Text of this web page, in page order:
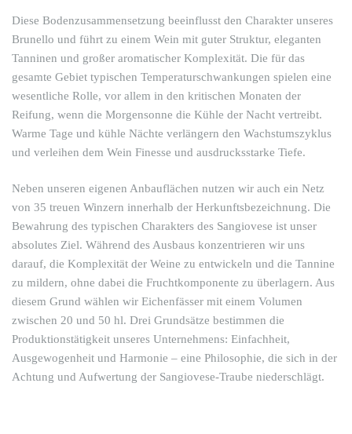
Diese Bodenzusammensetzung beeinflusst den Charakter unseres
Brunello und führt zu einem Wein mit guter Struktur, eleganten
Tanninen und großer aromatischer Komplexität. Die für das
gesamte Gebiet typischen Temperaturschwankungen spielen eine
wesentliche Rolle, vor allem in den kritischen Monaten der
Reifung, wenn die Morgensonne die Kühle der Nacht vertreibt.
Warme Tage und kühle Nächte verlängern den Wachstumszyklus
und verleihen dem Wein Finesse und ausdrucksstarke Tiefe.
Neben unseren eigenen Anbauflächen nutzen wir auch ein Netz
von 35 treuen Winzern innerhalb der Herkunftsbezeichnung. Die
Bewahrung des typischen Charakters des Sangiovese ist unser
absolutes Ziel. Während des Ausbaus konzentrieren wir uns
darauf, die Komplexität der Weine zu entwickeln und die Tannine
zu mildern, ohne dabei die Fruchtkomponente zu überlagern. Aus
diesem Grund wählen wir Eichenfässer mit einem Volumen
zwischen 20 und 50 hl. Drei Grundsätze bestimmen die
Produktionstätigkeit unseres Unternehmens: Einfachheit,
Ausgewogenheit und Harmonie – eine Philosophie, die sich in der
Achtung und Aufwertung der Sangiovese-Traube niederschlägt.